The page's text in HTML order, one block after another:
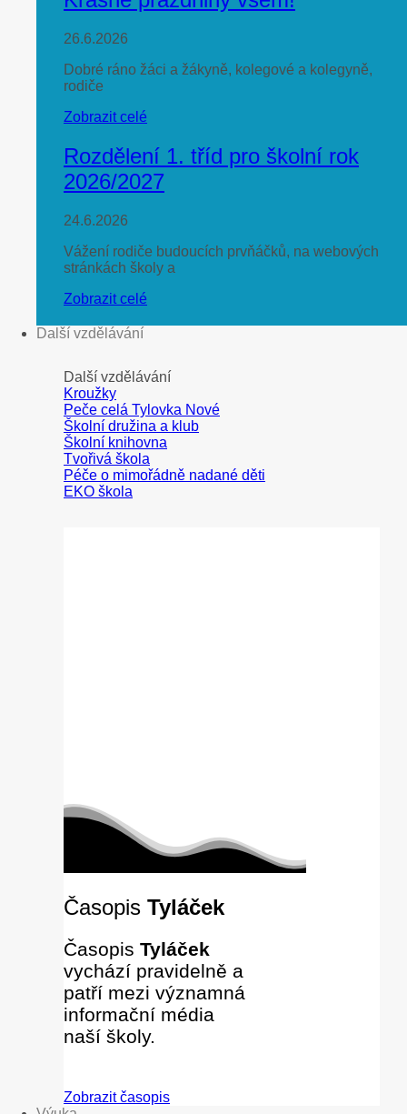
26.6.2026
Dobré ráno žáci a žákyně, kolegové a kolegyně,
rodiče
Zobrazit celé
Rozdělení 1. tříd pro školní rok
2026/2027
24.6.2026
Vážení rodiče budoucích prvňáčků, na webových
stránkách školy a
Zobrazit celé
Další vzdělávání
Další vzdělávání
Kroužky
Peče celá Tylovka
Školní družina a klub
Školní knihovna
Tvořivá škola
Péče o mimořádně nadané děti
EKO škola
Časopis Tyláček
Časopis Tyláček
vychází pravidelně a
patří mezi významná
informační média
naší školy.
Zobrazit časopis